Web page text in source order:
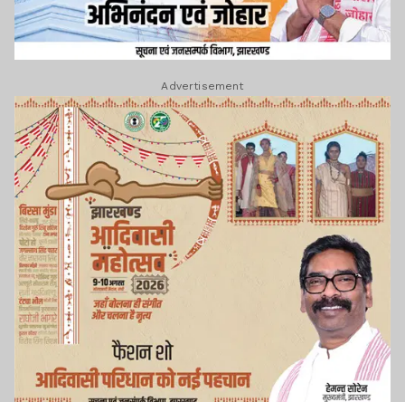
Advertisement